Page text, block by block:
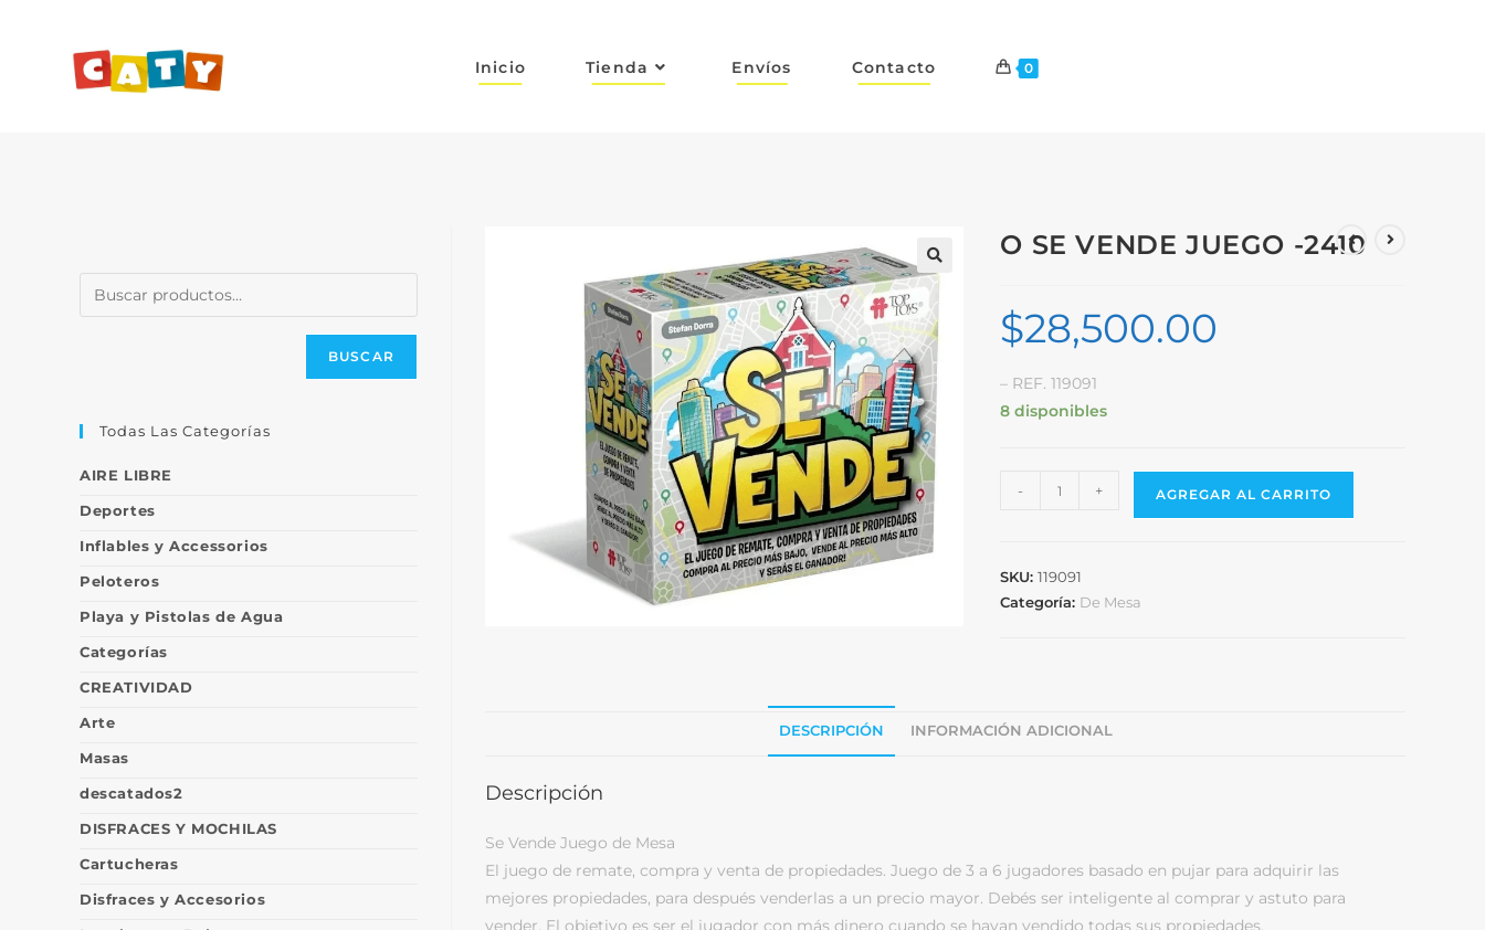
Inicio Tienda Envíos Contacto 0
O SE VENDE JUEGO -2410
$28,500.00
– REF. 119091
8 disponibles
- + AGREGAR AL CARRITO
SKU:119091
Categoría: De Mesa
DESCRIPCIÓN INFORMACIÓN ADICIONAL
Descripción
Se Vende Juego de Mesa
El juego de remate, compra y venta de propiedades. Juego de 3 a 6 jugadores basado en pujar para adquirir las
mejores propiedades, para después venderlas a un precio mayor. Debés ser inteligente al comprar y astuto para
vender. El objetivo es ser el jugador con más dinero cuando se hayan vendido todas sus propiedades.
BUSCAR
Todas Las Categorías
AIRE LIBRE
Deportes
Inflables y Accessorios
Peloteros
Playa y Pistolas de Agua
Categorías
CREATIVIDAD
Arte
Masas
descatados2
DISFRACES Y MOCHILAS
Cartucheras
Disfraces y Accesorios